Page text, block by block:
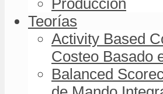
Producción
Teorías
Activity Based
Costeo Basado
Balanced